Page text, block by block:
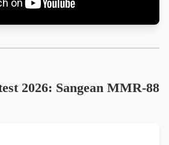
2026: Sangean MMR-88